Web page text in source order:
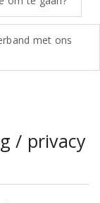
met ons
/ privacy